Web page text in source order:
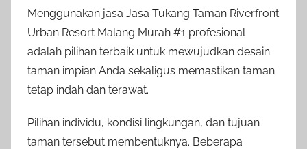
Menggunakan jasa Jasa Tukang Taman Riverfront
Urban Resort Malang Murah #1 profesional
adalah pilihan terbaik untuk mewujudkan desain
taman impian Anda sekaligus memastikan taman
tetap indah dan terawat.
Pilihan individu, kondisi lingkungan, dan tujuan
taman tersebut membentuknya. Beberapa